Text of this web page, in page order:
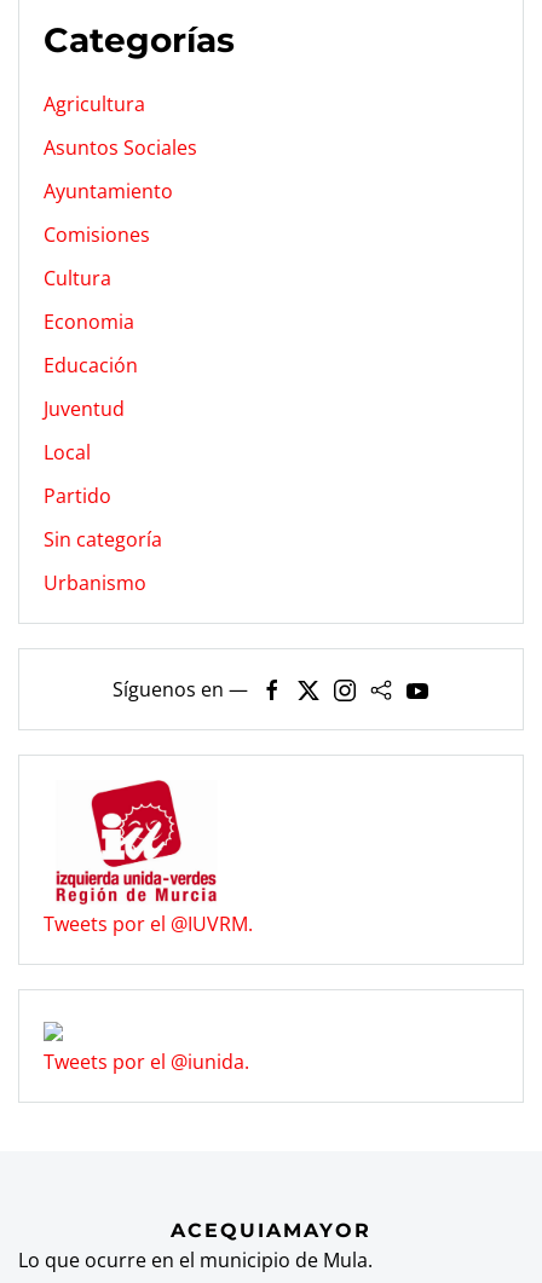
Categorías
Agricultura
Asuntos Sociales
Ayuntamiento
Comisiones
Cultura
Economia
Educación
Juventud
Local
Partido
Sin categoría
Urbanismo
Síguenos en —
Tweets por el @IUVRM.
Tweets por el @iunida.
ACEQUIAMAYOR
Lo que ocurre en el municipio de Mula.